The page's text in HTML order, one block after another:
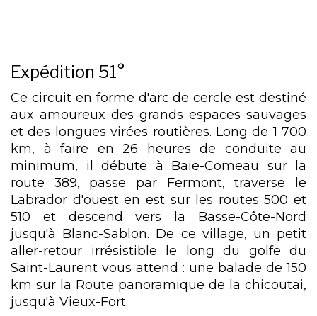
Expédition 51°
Ce circuit en forme d'arc de cercle est destiné
aux amoureux des grands espaces sauvages
et des longues virées routières. Long de 1 700
km, à faire en 26 heures de conduite au
minimum, il débute à Baie-Comeau sur la
route 389, passe par Fermont, traverse le
Labrador d'ouest en est sur les routes 500 et
510 et descend vers la Basse-Côte-Nord
jusqu'à Blanc-Sablon. De ce village, un petit
aller-retour irrésistible le long du golfe du
Saint-Laurent vous attend : une balade de 150
km sur la Route panoramique de la chicoutai,
jusqu'à Vieux-Fort.